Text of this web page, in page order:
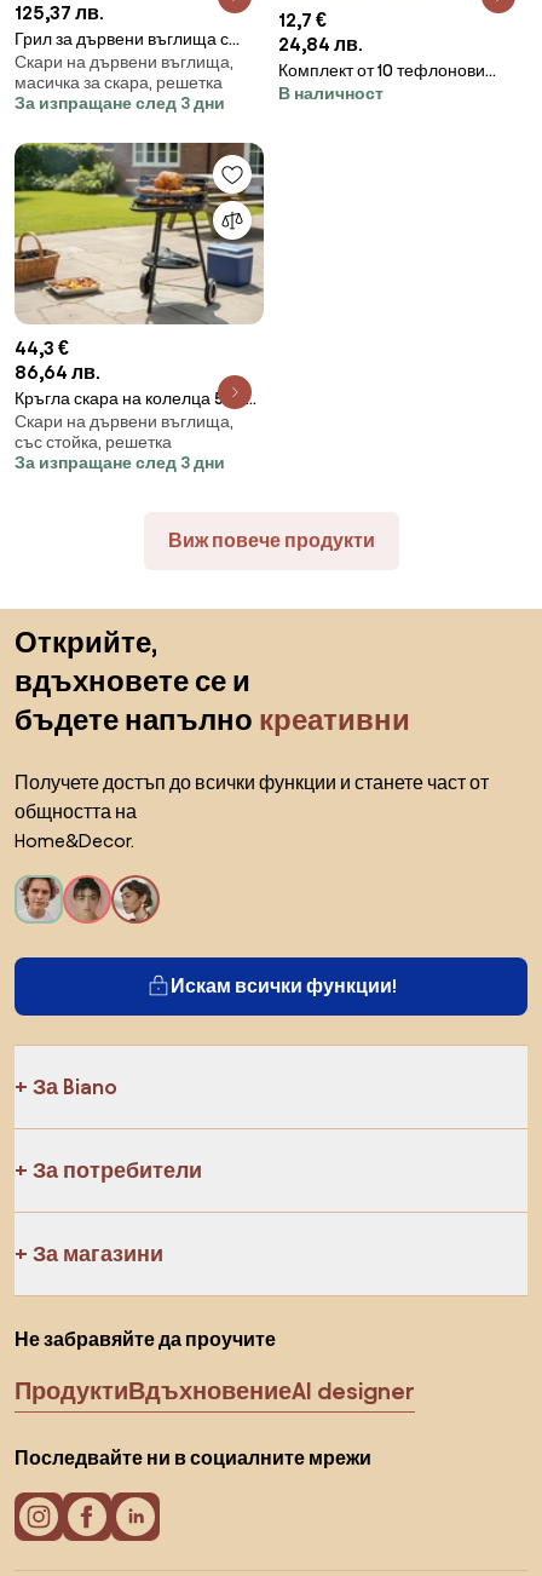
125,37 лв.
Грил за дървени въглища с
капак и рафтове 96 x 45 x 75
cm
Скари на дървени въглища,
масичка за скара, решетка
За изпращане след 3 дни
12,7 €
24,84 лв.
Комплект от 10 тефлонови
подложки за грил 40 x 33 cm
В наличност
44,3 €
86,64 лв.
Кръгла скара на колелца 58 x
44 x 72 cm
Скари на дървени въглища,
със стойка, решетка
За изпращане след 3 дни
Виж повече продукти
Открийте,
вдъхновете се и
бъдете напълно креативни
Получете достъп до всички функции и станете част от
общността на
Home&Decor.
Искам всички функции!
За Biano
За потребители
За магазини
Не забравяйте да проучите
ПродуктиВдъхновениеAI designer
Последвайте ни в социалните мрежи